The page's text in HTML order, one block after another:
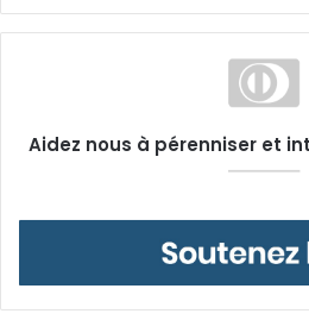
Aidez nous à pérenniser et